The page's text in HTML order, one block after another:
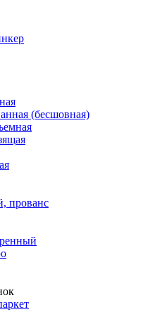
(бесшовная)
прованс